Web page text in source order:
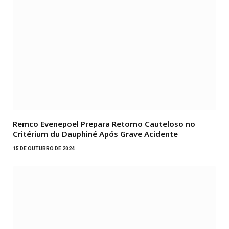
Remco Evenepoel Prepara Retorno Cauteloso no
Critérium du Dauphiné Após Grave Acidente
15 DE OUTUBRO DE 2024